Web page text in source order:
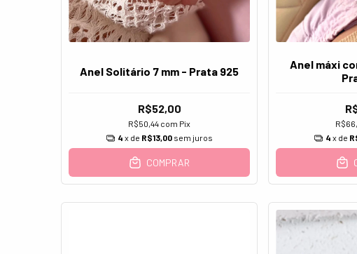
Anel Solitário 7 mm - Prata 925
R$52,00
R$50,44 com Pix
4 x de R$13,00 sem juros
COMPRAR
Anel máxi
4 x de